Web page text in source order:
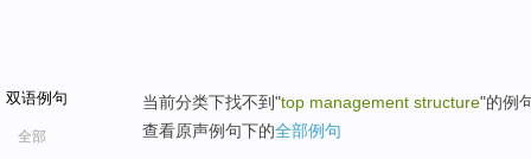
双语例句
全部
当前分类下找不到"top management structure"的例
查看原声例句下的全部例句